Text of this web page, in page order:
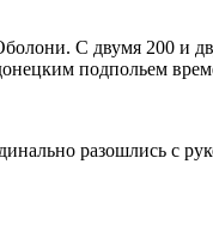
С двумя 200 и
подпольем
разошлись с